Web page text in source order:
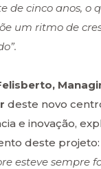
de cinco anos, o
um ritmo de
deste novo
e inovação,
deste projeto:
esteve sempre